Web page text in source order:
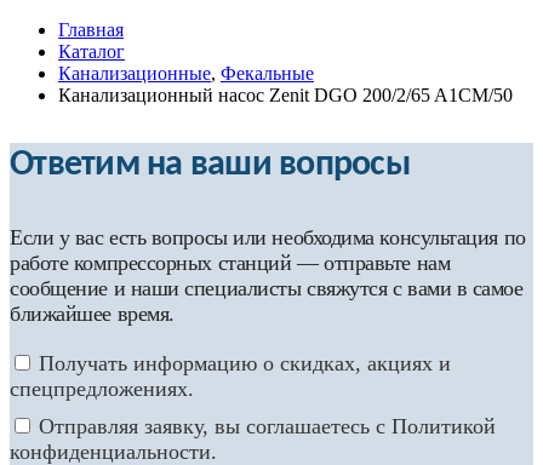
Главная
Каталог
Канализационные, Фекальные
Канализационный насос Zenit DGO 200/2/65 A1CM/50
Ответим на ваши вопросы
Если у вас есть вопросы или необходима консультация по
работе компрессорных станций — отправьте нам
сообщение и наши специалисты свяжутся с вами в самое
ближайшее время.
Получать информацию о скидках, акциях и
спецпредложениях.
Отправляя заявку, вы соглашаетесь с Политикой
конфиденциальности.